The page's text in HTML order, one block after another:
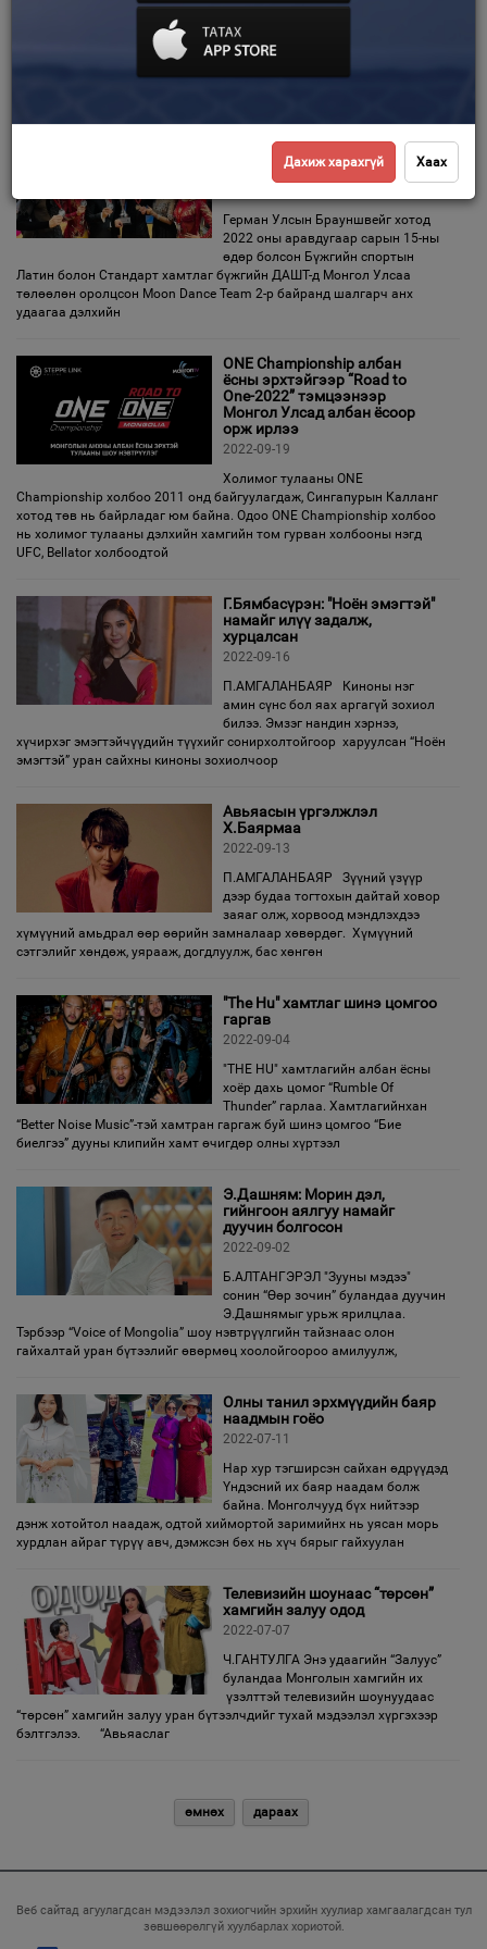
“Кино найруулагч Бэгзийн
Балжинням сан” ТББ 2021 оны 12 дугаар сард байгуулагдсан билээ.
хамтлаг мөнгөн медаль
Герман Улсын Брауншвейг хотод
2022 оны аравдугаар сарын 15-ны
өдөр болсон Бүжгийн спортын
Латин болон Стандарт хамтлаг бүжгийн ДАШТ-д Монгол Улсаа
төлөөлөн оролцсон Moon Dance Team 2-р байранд шалгарч анх
удаагаа дэлхийн
ONE Championship албан
ёсны эрхтэйгээр “Road to
One-2022” тэмцээнээр
Монгол Улсад албан ёсоор
орж ирлээ
2022-09-19
Холимог тулааны ONE
Championship холбоо 2011 онд байгуулагдаж, Сингапурын Калланг
хотод төв нь байрладаг юм байна. Одоо ONE Championship холбоо
нь холимог тулааны дэлхийн хамгийн том гурван холбооны нэгд
UFC, Bellator холбоодтой
Г.Бямбасүрэн: "Ноён эмэгтэй"
намайг илүү задалж,
хурцалсан
2022-09-16
П.АМГАЛАНБАЯР Киноны нэг
амин сүнс бол яах аргагүй зохиол
билээ. Эмзэг нандин хэрнээ,
хүчирхэг эмэгтэйчүүдийн түүхийг сонирхолтойгоор харуулсан “Ноён
эмэгтэй” уран сайхны киноны зохиолчоор
Авьяасын үргэлжлэл
Х.Баярмаа
2022-09-13
П.АМГАЛАНБАЯР Зүүний үзүүр
дээр будаа тогтохын дайтай ховор
заяаг олж, хорвоод мэндлэхдээ
хүмүүний амьдрал өөр өөрийн замналаар хөвөрдөг. Хүмүүний
сэтгэлийг хөндөж, уярааж, догдлуулж, бас хөнгөн
"The Hu" хамтлаг шинэ цомгоо
гаргав
2022-09-04
"THE HU" хамтлагийн албан ёсны
хоёр дахь цомог “Rumble Of
Thunder” гарлаа. Хамтлагийнхан
“Better Noise Music”-тэй хамтран гаргаж буй шинэ цомгоо “Бие
биелгээ” дууны клипийн хамт өчигдөр олны хүртээл
Э.Дашням: Морин дэл,
гийнгоон аялгуу намайг
дуучин болгосон
2022-09-02
Б.АЛТАНГЭРЭЛ "Зууны мэдээ"
сонин “Өөр зочин” буландаа дуучин
Э.Дашнямыг урьж ярилцлаа.
Тэрбээр “Voice of Mongolia” шоу нэвтрүүлгийн тайзнаас олон
гайхалтай уран бүтээлийг өвөрмөц хоолойгоороо амилуулж,
Олны танил эрхмүүдийн баяр
наадмын гоёо
2022-07-11
Нар хур тэгширсэн сайхан өдрүүдэд
Үндэсний их баяр наадам болж
байна. Монголчууд бүх нийтээр
дэнж хотойтол наадаж, одтой хиймортой заримийнх нь уясан морь
хурдлан айраг түрүү авч, дэмжсэн бөх нь хүч бярыг гайхуулан
Телевизийн шоунаас “төрсөн”
хамгийн залуу одод
2022-07-07
Ч.ГАНТУЛГА Энэ удаагийн “Залуус”
буландаа Монголын хамгийн их
үзэлттэй телевизийн шоунуудаас
“төрсөн” хамгийн залуу уран бүтээлчдийг тухай мэдээлэл хүргэхээр
бэлтгэлээ. “Авьяаслаг
өмнөх дараах
Веб сайтад агуулагдсан мэдээлэл зохиогчийн эрхийн хуулиар хамгаалагдсан тул
зөвшөөрөлгүй хуулбарлах хориотой.
Дахиж харахгүй Хаах